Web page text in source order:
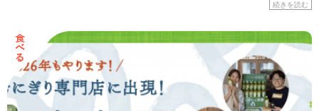
工程において、お米は「洗米してから浸す」の順番が鉄則
続きを読む